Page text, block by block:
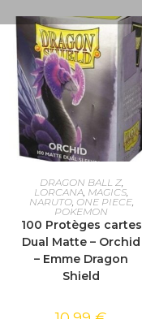
AJOUTER AU PANIER
DRAGON BALL Z,
LORCANA, MAGICS,
NARUTO, ONE PIECE,
POKEMON
100 Protèges cartes
Dual Matte – Orchid
– Emme Dragon
Shield